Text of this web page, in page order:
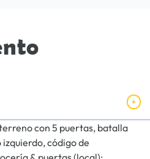
con 5 puertas, batalla
código de